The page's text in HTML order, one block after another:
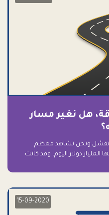
هل نغير مسار
تفشل ونحن نشاهد معظم
المليار دولار اليوم، وقد كانت
15-09-2020